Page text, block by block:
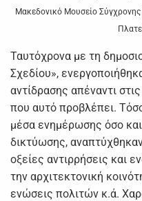
Μακεδονικό Μουσείο
Ταυτόχρονα με τη
Σχεδίου»,
αντίδρασης απέναντι
που αυτό προβλέπει.
μέσα ενημέρωσης όσο
δικτύωσης,
οξείες αντιρρήσεις και
την αρχιτεκτονική
ενώσεις πολιτών κ.ά.